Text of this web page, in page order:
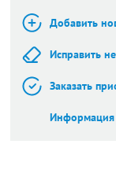
Добавить
Исправить
Заказать
Информация